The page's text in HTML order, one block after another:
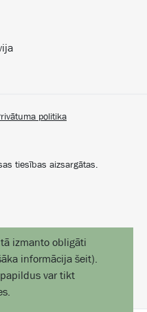
tiesības aizsargātas.
politika
izmanto obligāti
informācija šeit).
var tikt